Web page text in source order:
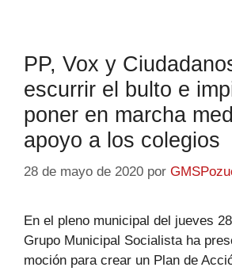
PP, Vox y
escurrir el bulto e
poner en marcha
apoyo a los colegios
28 de mayo de 2020 por
En el pleno municipal del jueves
Grupo Municipal Socialista ha
moción para crear un Plan de